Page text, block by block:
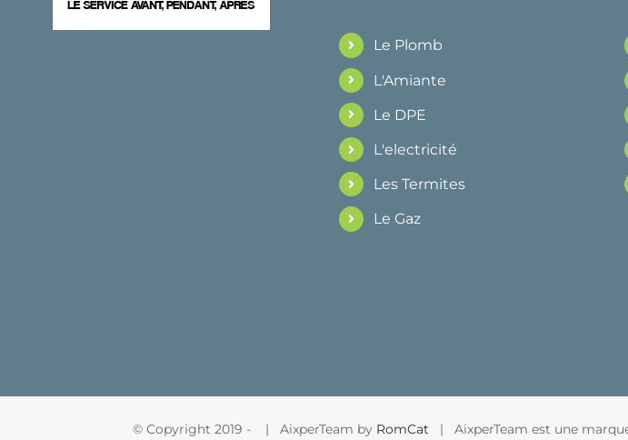
Le Plomb
L'Amiante
Le DPE
L'electricité
Les Termites
Le Gaz
© Copyright 2019 - | AixperTeam by RomCat | AixperTeam est une